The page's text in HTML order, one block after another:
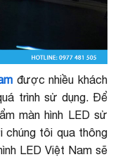
được nhiều khách
trình sử dụng. Để
màn hình LED sử
chúng tôi qua thông
LED Việt Nam sẽ